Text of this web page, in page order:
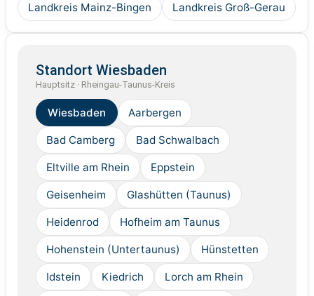
Landkreis Mainz-Bingen Landkreis Groß-Gerau
Standort Wiesbaden
Hauptsitz · Rheingau-Taunus-Kreis
Wiesbaden Aarbergen
Bad Camberg Bad Schwalbach
Eltville am Rhein Eppstein
Geisenheim Glashütten (Taunus)
Heidenrod Hofheim am Taunus
Hohenstein (Untertaunus) Hünstetten
Idstein Kiedrich Lorch am Rhein